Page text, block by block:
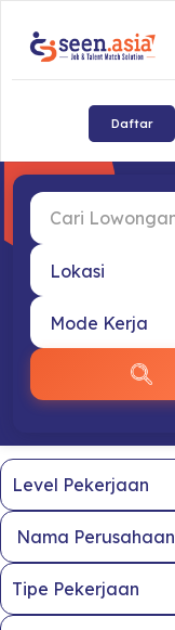
Daftar
Nama Perusahaan